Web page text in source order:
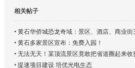
相关帖子
• 黄石华侨城恐龙奇域：景区、酒店、商业
• 黄石多家景区宣布：免费入园！
• 无法无天！某顶流景区竟敢把省道圈起来收
• 提速项目建设 培优光电生态